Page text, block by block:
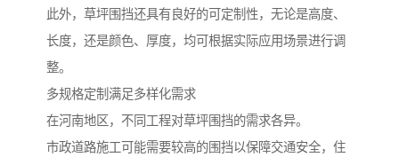
此外，草坪围挡还具有良好的可定制性，无论是高度、
长度，还是颜色、厚度，均可根据实际应用场景进行调
整。
多规格定制满足多样化需求
在河南地区，不同工程对草坪围挡的需求各异。
市政道路施工可能需要较高的围挡以保障交通安全，住